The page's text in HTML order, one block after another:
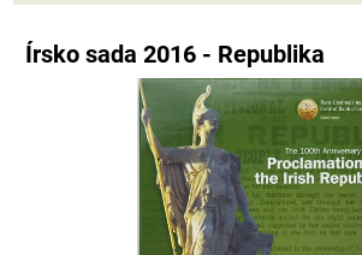
Írsko sada 2016 - Republika